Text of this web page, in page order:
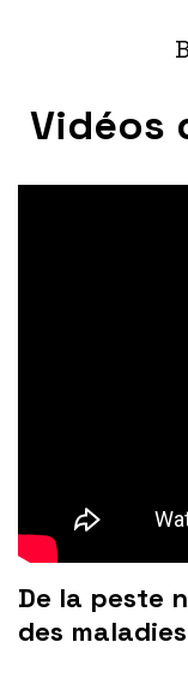
Vidéos
De la peste
des